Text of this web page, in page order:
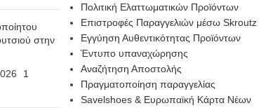
στην
1
Πολιτική Ελαττωματικών Προϊόντων
Επιστροφές Παραγγελιών μέσω Skroutz
Εγγύηση Αυθεντικότητας Προϊόντων
Έντυπο υπαναχώρησης
Αναζήτηση Αποστολής
Πραγματοποίηση παραγγελίας
Savelshoes & Ευρωπαϊκή Κάρτα Νέων